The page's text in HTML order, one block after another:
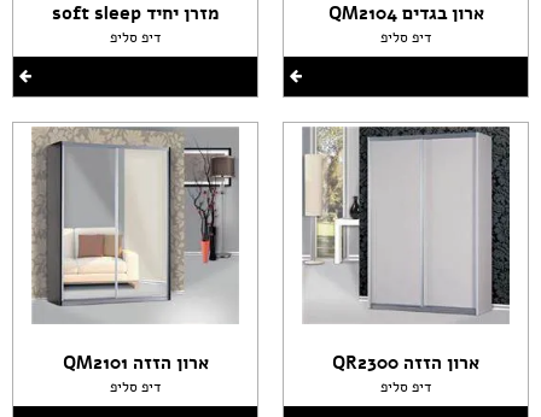
ארון בגדים QM2104
דיפ סליפ
ארון הזזה QR2300
דיפ סליפ
מזרן יחיד soft sleep
דיפ סליפ
ארון הזזה QM2101
דיפ סליפ